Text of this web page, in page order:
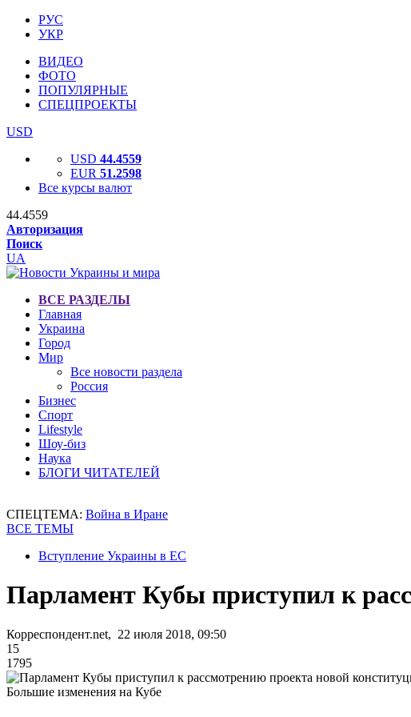
РУС
УКР
ВИДЕО
ФОТО
ПОПУЛЯРНЫЕ
СПЕЦПРОЕКТЫ
USD
USD 44.4559
EUR 51.2598
Все курсы валют
44.4559
Авторизация
Поиск
UA
ВСЕ РАЗДЕЛЫ
Главная
Украина
Город
Мир
Все новости раздела
Россия
Бизнес
Спорт
Lifestyle
Шоу-биз
Наука
БЛОГИ ЧИТАТЕЛЕЙ
СПЕЦТЕМА: Война в Иране
ВСЕ ТЕМЫ
Вступление Украины в ЕС
Парламент Кубы приступил к
Корреспондент.net, 22 июля 2018, 09:50
15
1795
Большие изменения на Кубе